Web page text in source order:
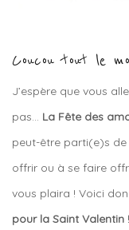
Coucou tout le
J’espère que vous
pas… La Fête des
peut-être parti(e)s
offrir ou à se faire
vous plaira ! Voici
pour la Saint Valentin !